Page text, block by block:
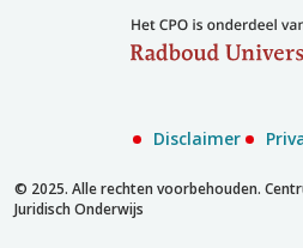
© 2025. Alle rechten voorbehouden.
Juridisch Onderwijs
Disclaimer